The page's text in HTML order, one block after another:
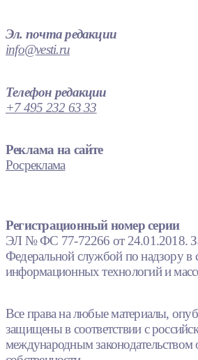
Эл. почта редакции
info@vesti.ru
Телефон редакции
+7 495 232 63 33
Реклама на сайте
Росреклама
Регистрационный номер серии
ЭЛ № ФС 77-72266 от 24.01.2018.
Федеральной службой по надзору в
информационных технологий и
Все права на любые материалы,
защищены в соответствии с
международным законодательством